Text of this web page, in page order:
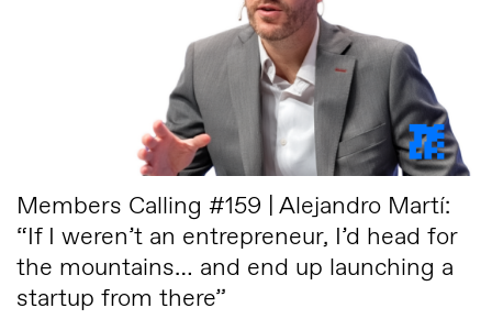
Members Calling #159 | Alejandro Martí:
“If I weren’t an entrepreneur, I’d head for
the mountains… and end up launching a
startup from there”